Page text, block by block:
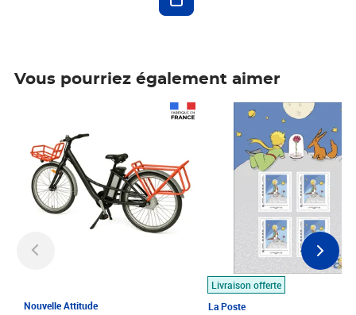
Vous pourriez également aimer
Nouvelle Attitude
Livraison offerte
La Poste
Prix 7,50€